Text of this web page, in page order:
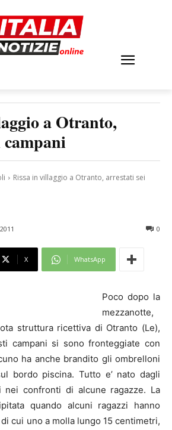
a Otranto,
Rissa in villaggio a Otranto, arrestati sei
0
X WhatsApp
Poco dopo la
mezzanotte,
struttura ricettiva di Otranto (Le),
campani si sono fronteggiate con
ha anche brandito gli ombrelloni
bordo piscina. Tutto e’ nato dagli
nei confronti di alcune ragazze. La
quando alcuni ragazzi hanno
cui uno a molla lungo 15 centimetri,